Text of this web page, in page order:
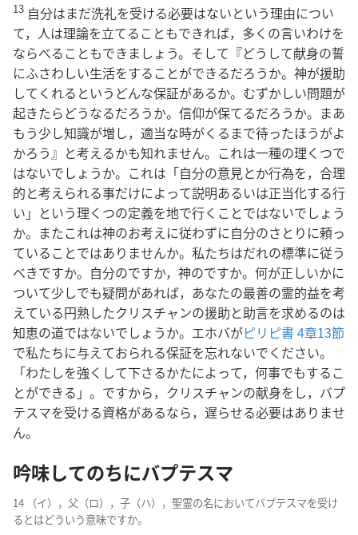
13 自分はまだ洗礼を受ける必要はないという理由につい
て，人は理論を立てることもできれば，多くの言いわけを
ならべることもできましょう。そして『どうして献身の誓
にふさわしい生活をすることができるだろうか。神が援助
してくれるというどんな保証があるか。むずかしい問題が
起きたらどうなるだろうか。信仰が保てるだろうか。まあ
もう少し知識が増し，適当な時がくるまで待ったほうがよ
かろう』と考えるかも知れません。これは一種の理くつで
はないでしょうか。これは「自分の意見とか行為を，合理
的と考えられる事だけによって説明あるいは正当化する行
い」という理くつの定義を地で行くことではないでしょう
か。またこれは神のお考えに従わずに自分のさとりに頼っ
ていることではありませんか。私たちはだれの標準に従う
べきですか。自分のですか，神のですか。何が正しいかに
ついて少しでも疑問があれば，あなたの最善の霊的益を考
えている円熟したクリスチャンの援助と助言を求めるのは
知恵の道ではないでしょうか。エホバがピリピ書 4章13節
で私たちに与えておられる保証を忘れないでください。
「わたしを強くして下さるかたによって，何事でもするこ
とができる」。ですから，クリスチャンの献身をし，バプ
テスマを受ける資格があるなら，遅らせる必要はありませ
ん。
吟味してのちにバプテスマ
14 （イ），父（ロ），子（ハ），聖霊の名においてバプテスマを受け
るとはどういう意味ですか。